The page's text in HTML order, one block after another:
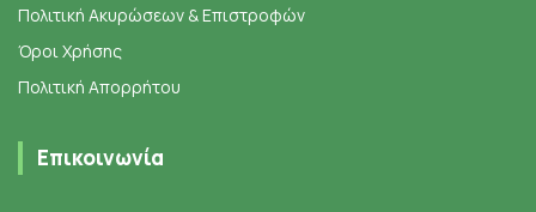
Πολιτική Ακυρώσεων & Επιστροφών
Όροι Χρήσης
Πολιτική Απορρήτου
Επικοινωνία